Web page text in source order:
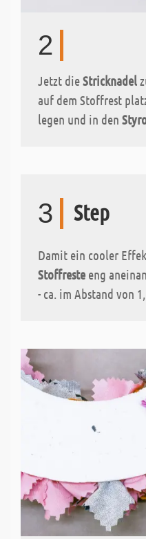
2
Jetzt dieStricknadel
auf dem Stoffrest
legen und in den
3 Step
Damit ein cooler
Stoffreste eng
- ca. im Abstand von